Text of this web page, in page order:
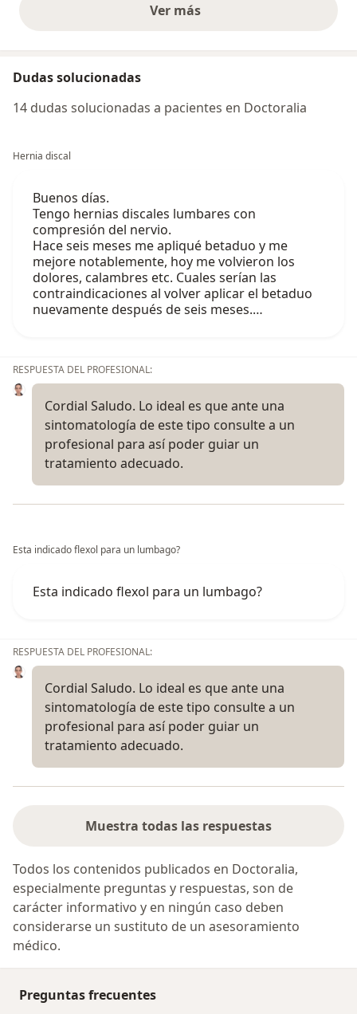
Ver másopiniones anteriores
Dudas solucionadas
14 dudas solucionadas a pacientes en Doctoralia
Hernia discal
Buenos días.
Tengo hernias discales lumbares con
compresión del nervio.
Hace seis meses me apliqué betaduo y me
mejore notablemente, hoy me volvieron los
dolores, calambres etc. Cuales serían las
contraindicaciones al volver aplicar el betaduo
nuevamente después de seis meses.…
RESPUESTA DEL PROFESIONAL:
Cordial Saludo. Lo ideal es que ante una
sintomatología de este tipo consulte a un
profesional para así poder guiar un
tratamiento adecuado.
Esta indicado flexol para un lumbago?
Esta indicado flexol para un lumbago?
RESPUESTA DEL PROFESIONAL:
Cordial Saludo. Lo ideal es que ante una
sintomatología de este tipo consulte a un
profesional para así poder guiar un
tratamiento adecuado.
Muestra todas las respuestas
Todos los contenidos publicados en Doctoralia,
especialmente preguntas y respuestas, son de
carácter informativo y en ningún caso deben
considerarse un sustituto de un asesoramiento
médico.
Preguntas frecuentes